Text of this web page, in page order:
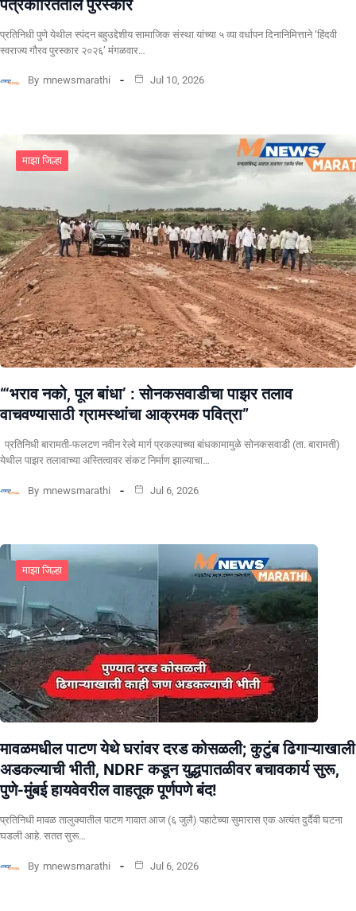
पत्रकारितेतील पुरस्कार
प्रतिनिधी पुणे येथील स्पंदन बहुउद्देशीय सामाजिक संस्था यांच्या ५ व्या वर्धापन दिनानिमित्ताने ‘हिंदवी
स्वराज्य गौरव पुरस्कार २०२६’ मंगळवार…
By mnewsmarathi Jul 10, 2026
माझा जिल्हा
“‘भराव नको, पूल बांधा’ : सोनकसवाडीचा पाझर तलाव
वाचवण्यासाठी ग्रामस्थांचा आक्रमक पवित्रा”
प्रतिनिधी बारामती-फलटण नवीन रेल्वे मार्ग प्रकल्पाच्या बांधकामामुळे सोनकसवाडी (ता. बारामती)
येथील पाझर तलावाच्या अस्तित्वावर संकट निर्माण झाल्याचा…
By mnewsmarathi Jul 6, 2026
माझा जिल्हा
मावळमधील पाटण येथे घरांवर दरड कोसळली; कुटुंब ढिगाऱ्याखाली
अडकल्याची भीती, NDRF कडून युद्धपातळीवर बचावकार्य सुरू,
पुणे-मुंबई हायवेवरील वाहतूक पूर्णपणे बंद!
​प्रतिनिधी मावळ तालुक्यातील पाटण गावात आज (६ जुलै) पहाटेच्या सुमारास एक अत्यंत दुर्दैवी घटना
घडली आहे. सतत सुरू…
By mnewsmarathi Jul 6, 2026